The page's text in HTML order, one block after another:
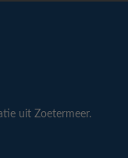
uit Zoetermeer.